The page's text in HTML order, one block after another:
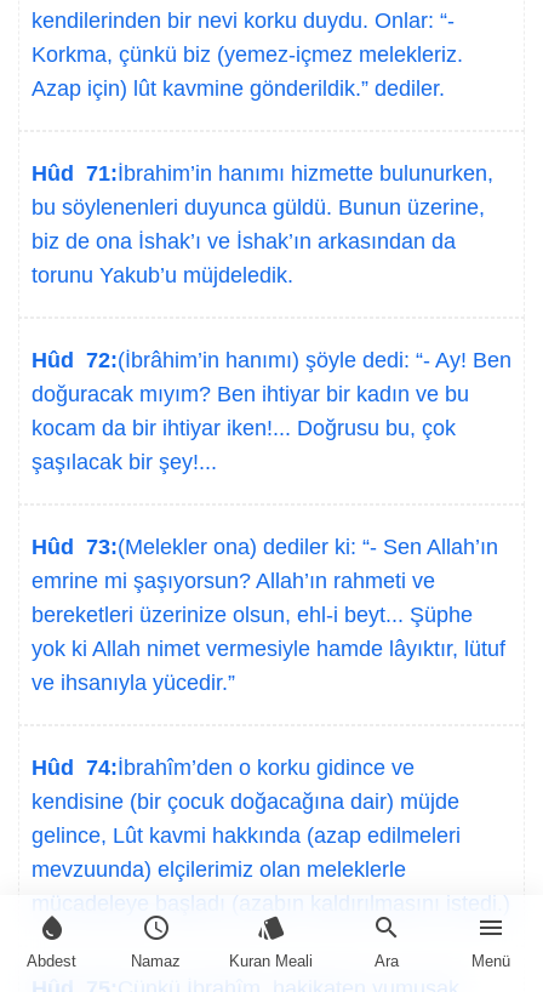
water_drop
Abdest
schedule
Namaz
style
Kuran Meali
search
Ara
menu
Menü
kendilerinden bir nevi korku duydu. Onlar: “-
Korkma, çünkü biz (yemez-içmez melekleriz.
Azap için) lût kavmine gönderildik.” dediler.
Hûd 71:İbrahim’in hanımı hizmette bulunurken,
bu söylenenleri duyunca güldü. Bunun üzerine,
biz de ona İshak’ı ve İshak’ın arkasından da
torunu Yakub’u müjdeledik.
Hûd 72:(İbrâhim’in hanımı) şöyle dedi: “- Ay! Ben
doğuracak mıyım? Ben ihtiyar bir kadın ve bu
kocam da bir ihtiyar iken!... Doğrusu bu, çok
şaşılacak bir şey!...
Hûd 73:(Melekler ona) dediler ki: “- Sen Allah’ın
emrine mi şaşıyorsun? Allah’ın rahmeti ve
bereketleri üzerinize olsun, ehl-i beyt... Şüphe
yok ki Allah nimet vermesiyle hamde lâyıktır, lütuf
ve ihsanıyla yücedir.”
Hûd 74:İbrahîm’den o korku gidince ve
kendisine (bir çocuk doğacağına dair) müjde
gelince, Lût kavmi hakkında (azap edilmeleri
mevzuunda) elçilerimiz olan meleklerle
mücadeleye başladı (azabın kaldırılmasını istedi.)